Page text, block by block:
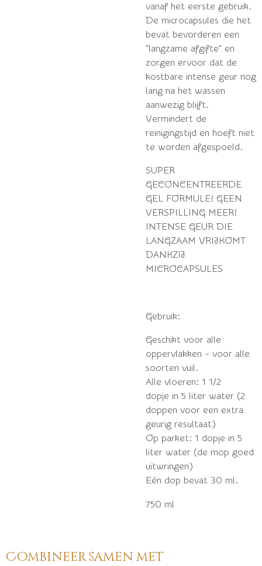
vanaf het eerste gebruik.
De microcapsules die het
bevat bevorderen een
"langzame afgifte" en
zorgen ervoor dat de
kostbare intense geur nog
lang na het wassen
aanwezig blijft.
Vermindert de
reinigingstijd en hoeft niet
te worden afgespoeld.
SUPER
GECONCENTREERDE
GEL FORMULE! GEEN
VERSPILLING MEER!
INTENSE GEUR DIE
LANGZAAM VRIJKOMT
DANKZIJ
MICROCAPSULES
Gebruik:
Geschikt voor alle
oppervlakken - voor alle
soorten vuil.
Alle vloeren: 1 1/2
dopje in 5 liter water (2
doppen voor een extra
geurig resultaat)
Op parket: 1 dopje in 5
liter water (de mop goed
uitwringen)
Eén dop bevat 30 ml.
750 ml
Combineer samen met